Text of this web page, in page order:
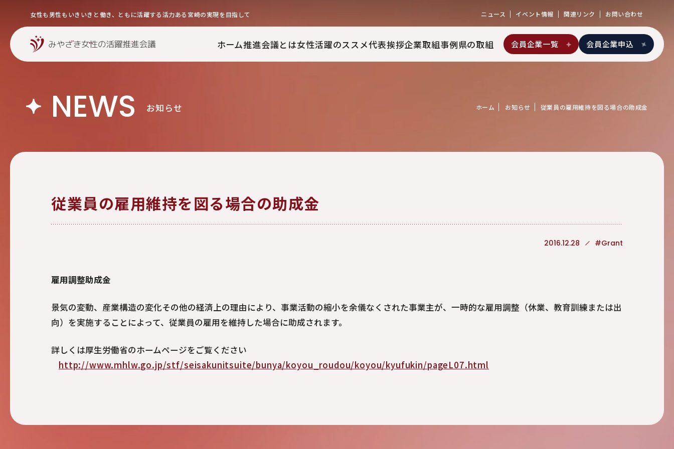
女性も男性もいきいきと働き、ともに活躍する活力ある宮崎の実現を目指して ニュース イベント情報 関連リンク お問い合わせ
会員企業一覧 会員企業申込
ホーム推進会議とは女性活躍のススメ代表挨拶企業取組事例県の取組
NEWS お知らせ ホーム お知らせ 従業員の雇用維持を図る場合の助成金
従業員の雇用維持を図る場合の助成金
2016.12.28 #Grant
雇用調整助成金
景気の変動、産業構造の変化その他の経済上の理由により、事業活動の縮小を余儀なくされた事業主が、一時的な雇用調整（休業、教育訓練または出
向）を実施することによって、従業員の雇用を維持した場合に助成されます。
詳しくは厚生労働省のホームページをご覧ください
http://www.mhlw.go.jp/stf/seisakunitsuite/bunya/koyou_roudou/koyou/kyufukin/pageL07.html